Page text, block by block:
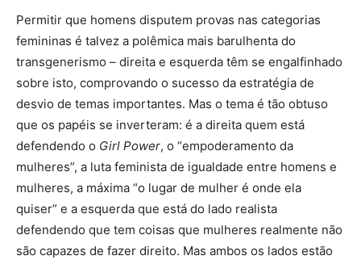
Permitir que homens disputem provas nas categorias
femininas é talvez a polêmica mais barulhenta do
transgenerismo – direita e esquerda têm se engalfinhado
sobre isto, comprovando o sucesso da estratégia de
desvio de temas importantes. Mas o tema é tão obtuso
que os papéis se inverteram: é a direita quem está
defendendo o Girl Power, o “empoderamento da
mulheres”, a luta feminista de igualdade entre homens e
mulheres, a máxima “o lugar de mulher é onde ela
quiser” e a esquerda que está do lado realista
defendendo que tem coisas que mulheres realmente não
são capazes de fazer direito. Mas ambos os lados estão